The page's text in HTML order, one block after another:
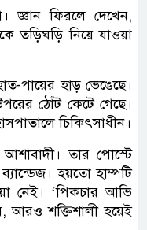
জ্ঞান ফিরলে দেখেন,
তড়িঘড়ি নিয়ে যাওয়া
পায়ের হাড় ভেঙেছে।
ঠোঁট কেটে গেছে।
চিকিৎসাধীন।
আশাবাদী। তার পোস্টে
হয়তো হাম্পটি
নেই। ‘পিকচার আভি
আরও শক্তিশালী হয়েই